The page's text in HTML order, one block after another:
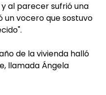
al parecer sufrió una
un vocero que sostuvo
de la vivienda halló
llamada Ángela